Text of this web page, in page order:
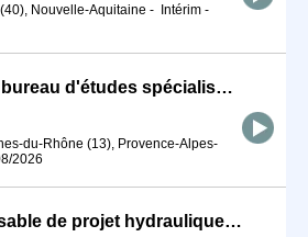
Nouvelle-Aquitaine - Intérim -
Chef de projet en bureau d'études spécialisé en machines spéciales (H/F)
du-Rhône (13), Provence-Alpes-
2026
Ingénieur responsable de projet hydraulique (F/H) (H/F)